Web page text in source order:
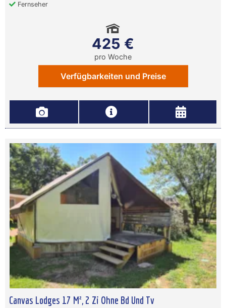
Fernseher
425 €
pro Woche
Verfügbarkeiten und Preise
Canvas Lodges 17 M², 2 Zi Ohne Bd Und Tv